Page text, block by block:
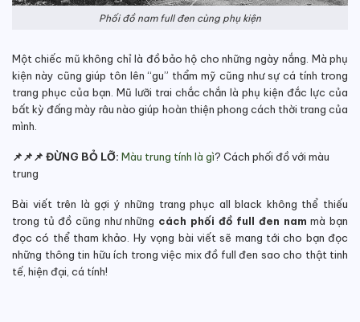
Phối đồ nam full đen cùng phụ kiện
Một chiếc mũ không chỉ là đồ bảo hộ cho những ngày nắng. Mà phụ
kiện này cũng giúp tôn lên “gu” thẩm mỹ cũng như sự cá tính trong
trang phục của bạn. Mũ lưỡi trai chắc chắn là phụ kiện đắc lực của
bất kỳ đấng mày râu nào giúp hoàn thiện phong cách thời trang của
mình.
📌📌📌 ĐỪNG BỎ LỠ: Màu trung tính là gì? Cách phối đồ với màu
trung
Bài viết trên là gợi ý những trang phục all black không thể thiếu
trong tủ đồ cũng như những cách phối đồ full đen nam mà bạn
đọc có thể tham khảo. Hy vọng bài viết sẽ mang tới cho bạn đọc
những thông tin hữu ích trong việc mix đồ full đen sao cho thật tinh
tế, hiện đại, cá tính!